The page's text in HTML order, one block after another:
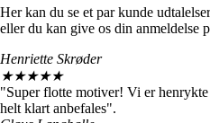
Her kan du se et par kunde
eller du kan give os din anmeldelse
Henriette Skrøder
★★★★★
"Super flotte motiver! Vi er
helt klart anbefales".